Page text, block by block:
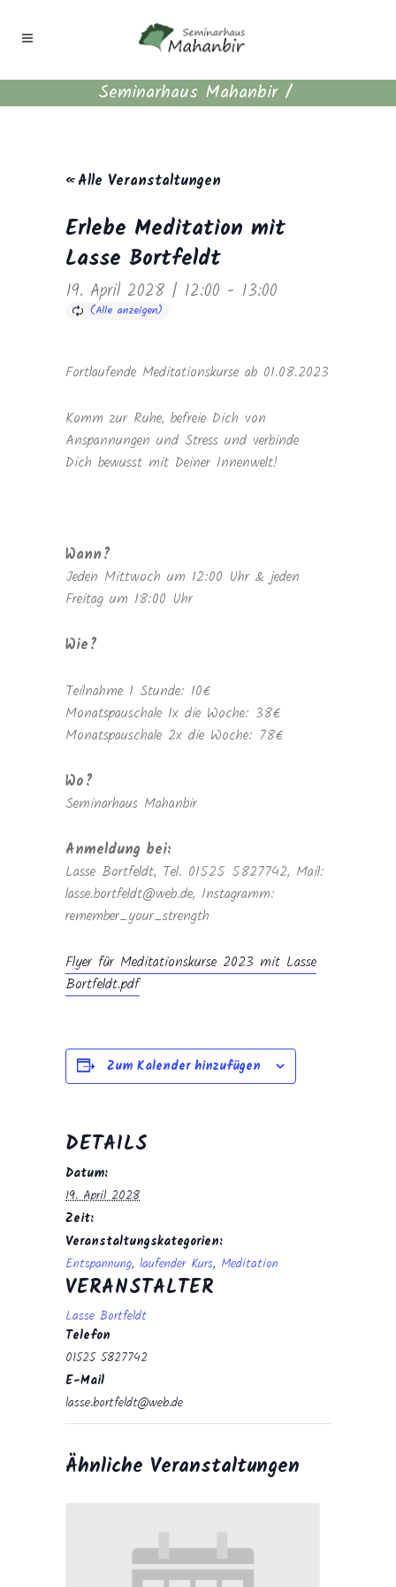
Seminarhaus Mahanbir/
« Alle Veranstaltungen
Erlebe Meditation mit
Lasse Bortfeldt
19. April 2028 | 12:00 - 13:00
Fortlaufende Meditationskurse ab 01.08.2023
Komm zur Ruhe, befreie Dich von
Anspannungen und Stress und verbinde
Dich bewusst mit Deiner Innenwelt!
Wann?
Jeden Mittwoch um 12:00 Uhr & jeden
Freitag um 18:00 Uhr
Wie?
Teilnahme 1 Stunde: 10€
Monatspauschale 1x die Woche: 38€
Monatspauschale 2x die Woche: 78€
Wo?
Seminarhaus Mahanbir
Anmeldung bei:
Lasse Bortfeldt, Tel. 01525 5827742, Mail:
lasse.bortfeldt@web.de, Instagramm:
remember_your_strength
Flyer für Meditationskurse 2023 mit Lasse
Bortfeldt.pdf
Zum Kalender hinzufügen
DETAILS
Datum:
19. April 2028
Zeit:
Veranstaltungskategorien:
Entspannung, laufender Kurs, Meditation
VERANSTALTER
Lasse Bortfeldt
Telefon
01525 5827742
E-Mail
lasse.bortfeldt@web.de
Ähnliche Veranstaltungen